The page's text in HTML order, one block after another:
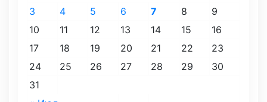
3
4 5 6 7 8
9
10
11 12 13 14 15
16
17
18 19 20 21 22
23
24
25 26 27 28 29
30
31